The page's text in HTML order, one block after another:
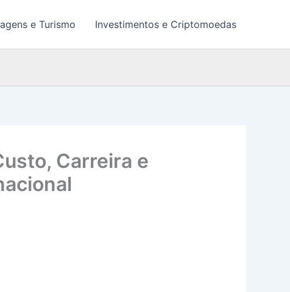
e Turismo Investimentos e Criptomoedas
Carreira e